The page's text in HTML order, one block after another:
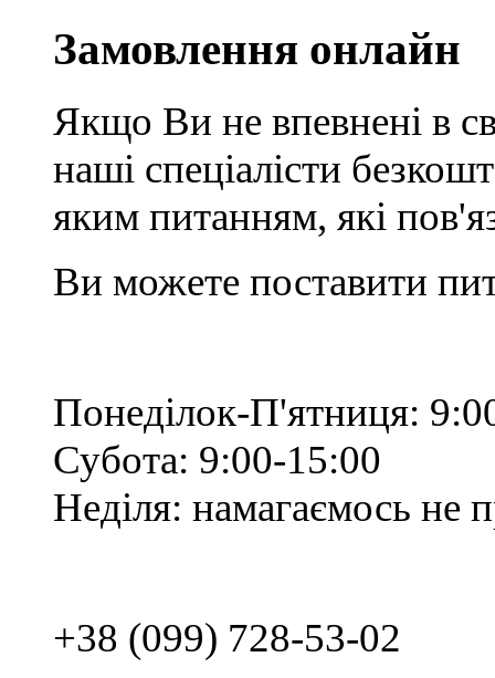
Замовлення онлайн
Якщо Ви не впевнені в
наші спеціалісти
яким питанням, які
Ви можете поставити
Понеділок-П'ятниця:
Субота: 9:00-15:00
Неділя: намагаємось не
+38 (099) 728-53-02